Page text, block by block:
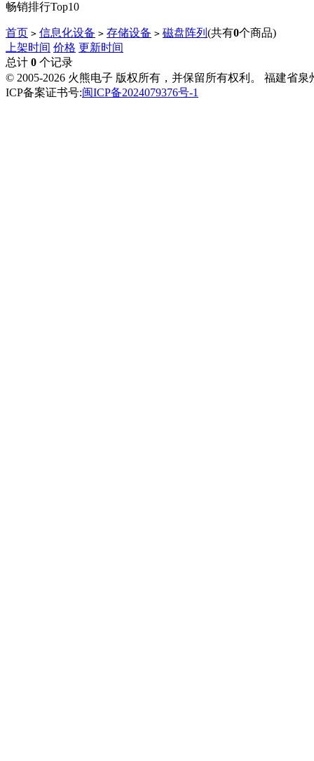
畅销排行Top10
首页 > 信息化设备 > 存储设备 > 磁盘阵列 (共有0个商品)
上架时间 价格 更新时间
总计 0 个记录
© 2005-2026 火熊电子 版权所有，并保留所有权利。 福建省
ICP备案证书号:闽ICP备2024079376号-1